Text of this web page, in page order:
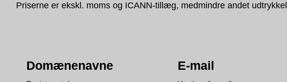
Priserne er ekskl. moms og ICANN-tillæg, medmindre andet
Domænenavne E-mail